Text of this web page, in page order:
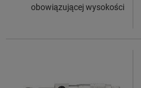
obowiązującej wysokości